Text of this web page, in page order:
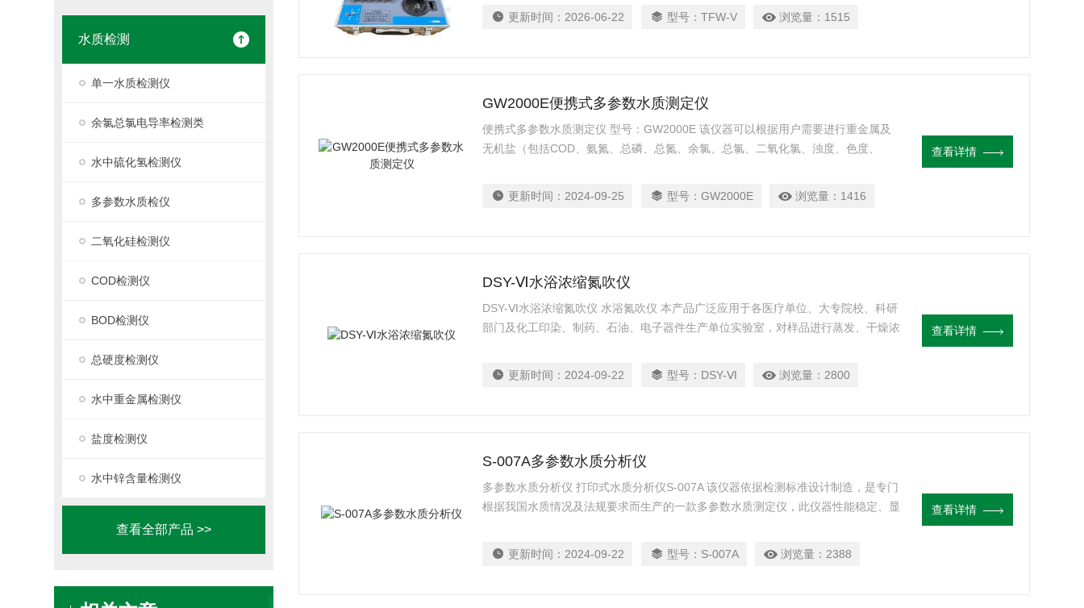
水质检测
单一水质检测仪
余氯总氯电导率检测类
水中硫化氢检测仪
多参数水质检仪
二氧化硅检测仪
COD检测仪
BOD检测仪
总硬度检测仪
水中重金属检测仪
盐度检测仪
水中锌含量检测仪
查看全部产品 >>
更新时间： 2026-06-22 型号： TFW-V 浏览量： 1515
GW2000E便携式多参数水质测定仪
便携式多参数水质测定仪 型号：GW2000E 该仪器可以根据用户需要进行重金属及
无机盐（包括COD、氨氮、总磷、总氮、余氯、总氯、二氧化氯、浊度、色度、
更新时间： 2024-09-25 型号： GW2000E 浏览量： 1416
查看详情
DSY-Ⅵ水浴浓缩氮吹仪
DSY-Ⅵ水浴浓缩氮吹仪 水浴氮吹仪 本产品广泛应用于各医疗单位、大专院校、科研
部门及化工印染、制药、石油、电子器件生产单位实验室，对样品进行蒸发、干燥浓
更新时间： 2024-09-22 型号： DSY-Ⅵ 浏览量： 2800
查看详情
S-007A多参数水质分析仪
多参数水质分析仪 打印式水质分析仪S-007A 该仪器依据检测标准设计制造，是专门
根据我国水质情况及法规要求而生产的一款多参数水质测定仪，此仪器性能稳定、显
更新时间： 2024-09-22 型号： S-007A 浏览量： 2388
查看详情